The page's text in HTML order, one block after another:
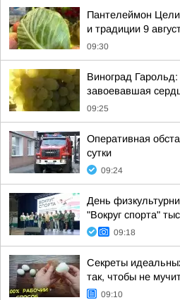
Пантелеймон
и традиции 9
09:30
Виноград
завоевавшая
09:25
Оперативная
сутки
09:24
День
"Вокруг спорта"
09:18
Секреты
так, чтобы не
09:10